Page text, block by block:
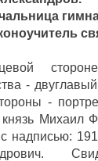
стороне
-
-
князь Михаил
с надписью: